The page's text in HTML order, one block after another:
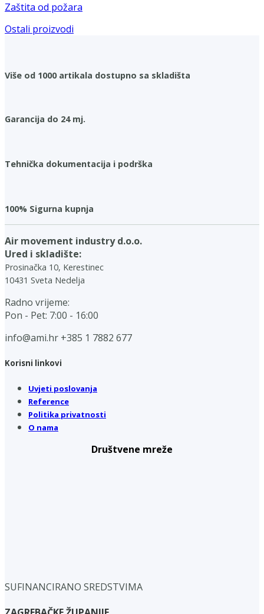
Zaštita od požara
Ostali proizvodi
Više od 1000 artikala dostupno sa skladišta
Garancija do 24 mj.
Tehnička dokumentacija i podrška
100% Sigurna kupnja
Air movement industry d.o.o.
Ured i skladište:
Prosinačka 10, Kerestinec
10431 Sveta Nedelja
Radno vrijeme:
Pon - Pet: 7:00 - 16:00
info@ami.hr +385 1 7882 677
Korisni linkovi
Uvjeti poslovanja
Reference
Politika privatnosti
O nama
Društvene mreže
SUFINANCIRANO SREDSTVIMA